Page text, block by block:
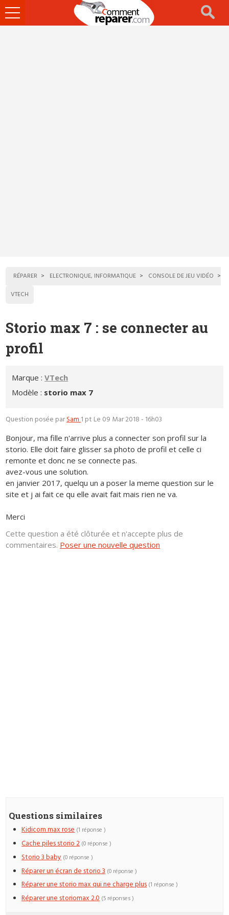
Ouvrir
le
RÉPARER ELECTRONIQUE, INFORMATIQUE
CONSOLE DE JEU VIDÉO
VTECH
Storio max 7 : se connecter au
profil
Marque :VTech
Modèle : storio max 7
Question posée parSam1 pt Le 09 Mar 2018 - 16h03
Bonjour, ma fille n'arrive plus a connecter son profil sur la
storio. Elle doit faire glisser sa photo de profil et celle ci
remonte et donc ne se connecte pas.
avez-vous une solution.
en janvier 2017, quelqu un a poser la meme question sur le
site et j ai fait ce qu elle avait fait mais rien ne va.
Merci
Cette question a été clôturée et n'accepte plus de
commentaires. Poser une nouvelle question
Questions similaires
Kidicom max rose (1 réponse )
Cache piles storio 2 (0 réponse )
Storio 3 baby (0 réponse )
Réparer un écran de storio 3 (0 réponse )
Réparer une storio max qui ne charge plus (1 réponse )
Réparer une storiomax 2.0 (5 réponses )